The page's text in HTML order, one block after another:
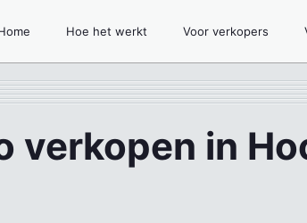
Hoe het werkt Voor verkopers
verkopen in